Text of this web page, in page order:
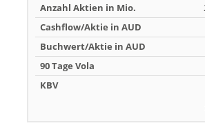
Anzahl Aktien in Mio.
Cashflow/Aktie in AUD
Buchwert/Aktie in AUD
90 Tage Vola
KBV